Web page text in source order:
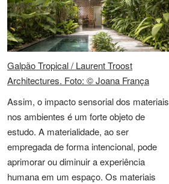
Galpão Tropical / Laurent Troost
Architectures. Foto: © Joana França
Assim, o impacto sensorial dos materiais
nos ambientes é um forte objeto de
estudo. A materialidade, ao ser
empregada de forma intencional, pode
aprimorar ou diminuir a experiência
humana em um espaço. Os materiais